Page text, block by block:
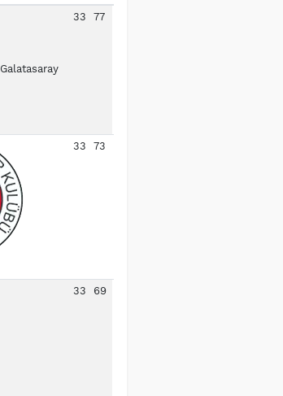
Galatasaray
33 77
33 73
33 69